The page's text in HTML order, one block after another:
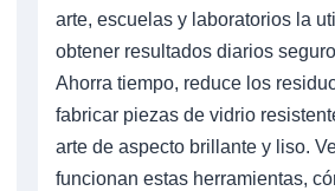
arte, escuelas y laboratorios la
obtener resultados diarios
Ahorra tiempo, reduce los
fabricar piezas de vidrio
arte de aspecto brillante y liso.
funcionan estas herramientas,